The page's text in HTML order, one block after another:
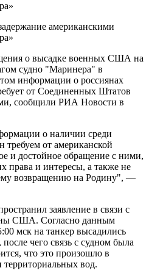
о высадке военных США на
судно "Маринера" в
информации о россиянах
от Соединенных Штатов
сообщили РИА Новости в
о наличии среди
требуем от американской
и достойное обращение с ними,
права и интересы, а также не
возвращению на Родину", —
заявление в связи с
США. Согласно данным
мск на танкер высадились
чего связь с судном была
что это произошло в
вод.